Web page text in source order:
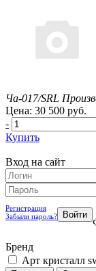
Ча-017/SRL
Цена: 30 500 руб.
-
Купить
Вход на сайт
Регистрация
Забыли пароль?
Бренд
Арт кристалл